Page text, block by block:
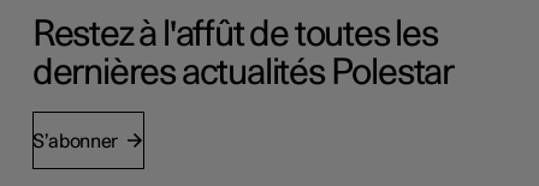
Restez à l'affût de toutes les
dernières actualités Polestar
S’abonner